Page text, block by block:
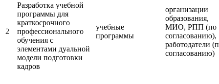
2
Разработка учебной
программы для
краткосрочного
профессионального
обучения с
элементами дуальной
модели подготовки
кадров
учебные
программы
организации
образования,
МИО, РПП (по
согласованию),
работодатели
согласованию)